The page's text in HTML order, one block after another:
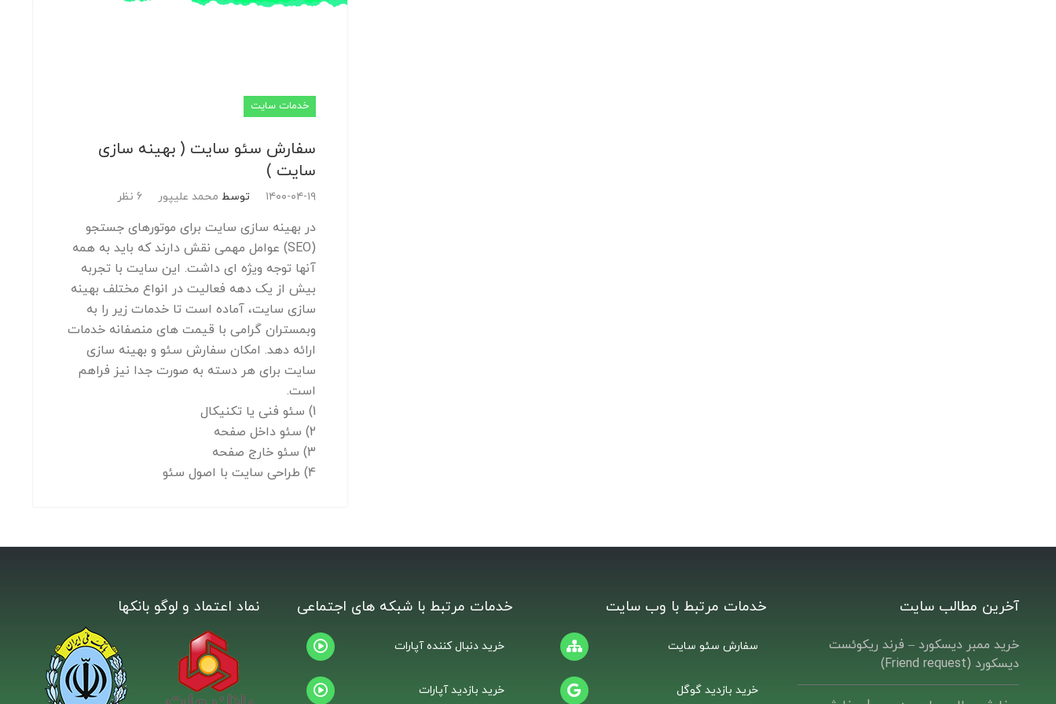
خدمات سایت
سفارش سئو سایت ( بهینه سازی
سایت )
۱۴۰۰-۰۴-۱۹ توسط محمد علیپور 6 نظر
در بهینه سازی سایت برای موتورهای جستجو
(SEO) عوامل مهمی نقش دارند که باید به همه
آنها توجه ویژه ای داشت. این سایت با تجربه
بیش از یک دهه فعالیت در انواع مختلف بهینه
سازی سایت، آماده است تا خدمات زیر را به
وبمستران گرامی با قیمت های منصفانه خدمات
ارائه دهد. امکان سفارش سئو و بهینه سازی
سایت برای هر دسته به صورت جدا نیز فراهم
است.
1) سئو فنی یا تکنیکال
2) سئو داخل صفحه
3) سئو خارج صفحه
4) طراحی سایت با اصول سئو
آخرین مطالب سایت
خرید ممبر دیسکورد – فرند ریکوئست
دیسکورد (Friend request)
خدمات مرتبط با وب سایت
سفارش سئو سایت
خرید بازدید گوگل
خدمات مرتبط با شبکه های اجتماعی
خرید دنبال کننده آپارات
خرید بازدید آپارات
نماد اعتماد و لوگو بانکها